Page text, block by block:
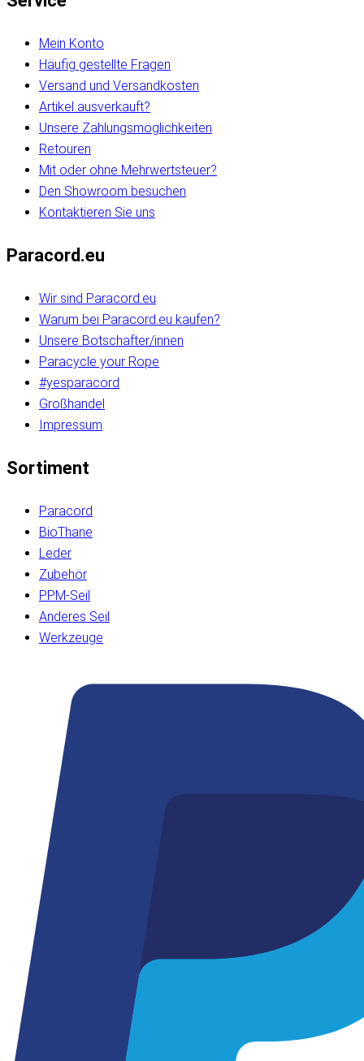
Mein Konto
Häufig gestellte Fragen
Versand und Versandkosten
Artikel ausverkauft?
Unsere Zahlungsmöglichkeiten
Retouren
Mit oder ohne Mehrwertsteuer?
Den Showroom besuchen
Kontaktieren Sie uns
Paracord.eu
Wir sind Paracord.eu
Warum bei Paracord.eu kaufen?
Unsere Botschafter/innen
Paracycle your Rope
#yesparacord
Großhandel
Impressum
Sortiment
Paracord
BioThane
Leder
Zubehör
PPM-Seil
Anderes Seil
Werkzeuge